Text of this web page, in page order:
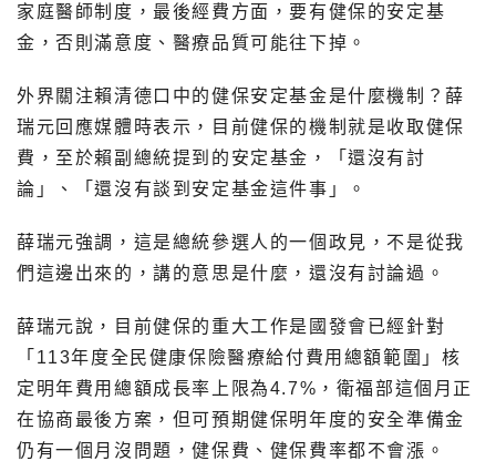
家庭醫師制度，最後經費方面，要有健保的安定基
金，否則滿意度、醫療品質可能往下掉。
外界關注賴清德口中的健保安定基金是什麼機制？薛
瑞元回應媒體時表示，目前健保的機制就是收取健保
費，至於賴副總統提到的安定基金，「還沒有討
論」、「還沒有談到安定基金這件事」。
薛瑞元強調，這是總統參選人的一個政見，不是從我
們這邊出來的，講的意思是什麼，還沒有討論過。
薛瑞元說，目前健保的重大工作是國發會已經針對
「113年度全民健康保險醫療給付費用總額範圍」核
定明年費用總額成長率上限為4.7%，衛福部這個月正
在協商最後方案，但可預期健保明年度的安全準備金
仍有一個月沒問題，健保費、健保費率都不會漲。